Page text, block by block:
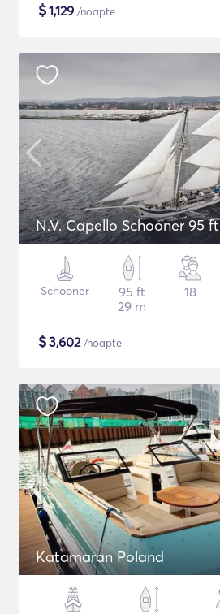
$1,129 /noapte
N.V. Capello Schooner 95 ft
Schooner
95 ft
29 m
18
$3,602/noapte
Katamaran Poland